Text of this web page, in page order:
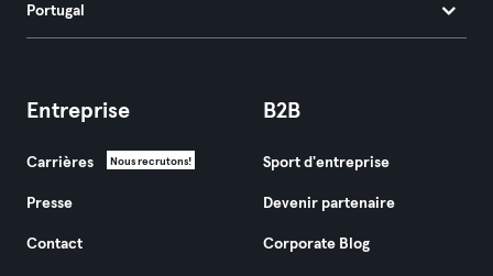
Portugal
Entreprise
Carrières Nous recrutons!
Presse
Contact
B2B
Sport d'entreprise
Devenir partenaire
Corporate Blog